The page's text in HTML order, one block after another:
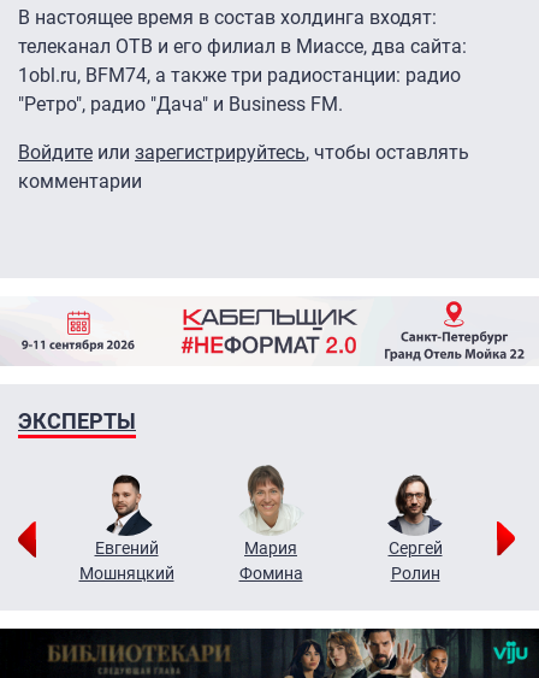
В настоящее время в состав холдинга входят:
телеканал ОТВ и его филиал в Миассе, два сайта:
1obl.ru, BFM74, а также три радиостанции: радио
"Ретро", радио "Дача" и Business FM.
Войдите или зарегистрируйтесь, чтобы оставлять
комментарии
ЭКСПЕРТЫ
Евгений
Мошняцкий
Мария
Фомина
Сергей
Ролин